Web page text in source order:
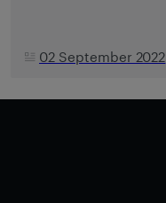
02 September 2022